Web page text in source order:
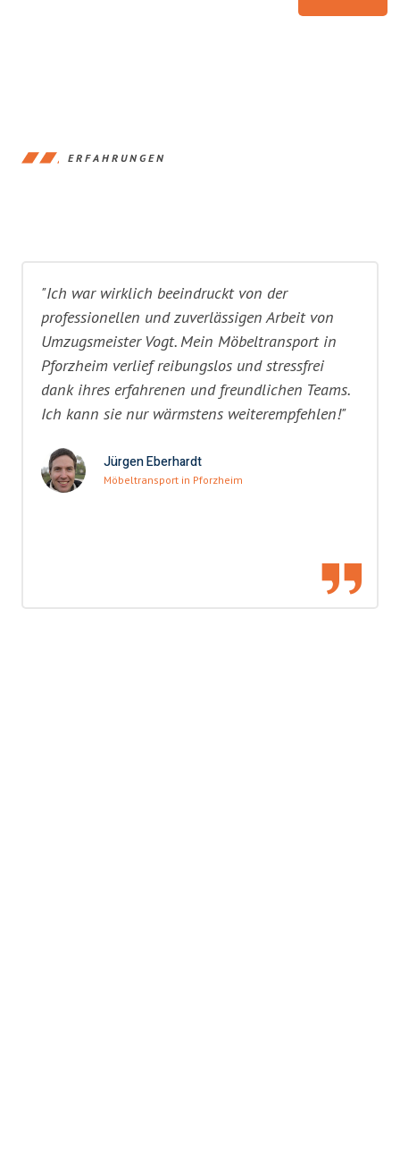
ERFAHRUNGEN
"Ich war wirklich beeindruckt von der
professionellen und zuverlässigen Arbeit von
Umzugsmeister Vogt. Mein Möbeltransport in
Pforzheim verlief reibungslos und stressfrei
dank ihres erfahrenen und freundlichen Teams.
Ich kann sie nur wärmstens weiterempfehlen!"
Jürgen Eberhardt
Möbeltransport in Pforzheim